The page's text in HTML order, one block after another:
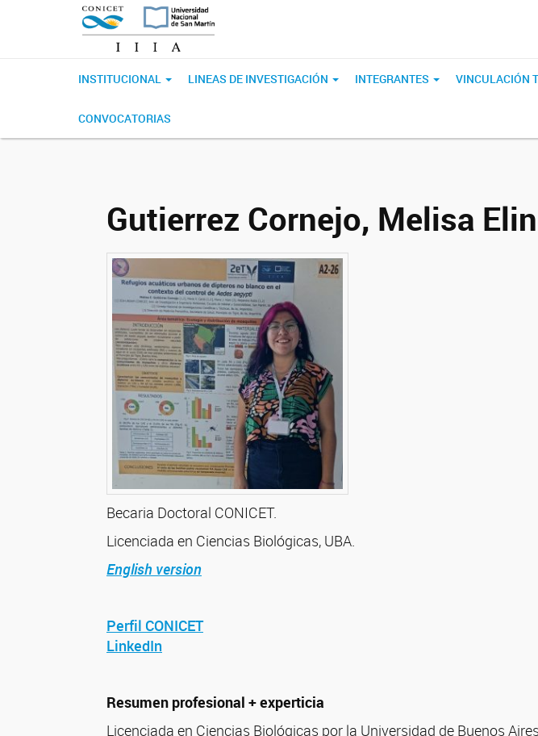
INSTITUCIONAL LINEAS DE INVESTIGACIÓN INTEGRANTES VINCULACIÓN
CONVOCATORIAS
Gutierrez Cornejo, Melisa Elin
Becaria Doctoral CONICET.
Licenciada en Ciencias Biológicas, UBA.
English version
Perfil CONICET
LinkedIn
Resumen profesional + experticia
Licenciada en Ciencias Biológicas por la Universidad de Buenos